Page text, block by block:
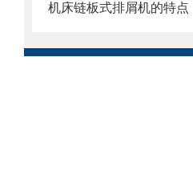
机床链板式排屑机的特点